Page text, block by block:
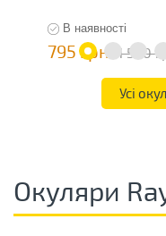
В наявності
795 грн 1 590
Усі
Окуляри